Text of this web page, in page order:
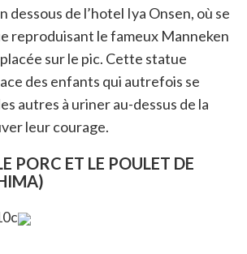
dessous de l’hotel Iya Onsen, où se
reproduisant le fameux Manneken
sur le pic. Cette statue
des enfants qui autrefois se
autres à uriner au-dessus de la
leur courage.
PORC ET LE POULET DE